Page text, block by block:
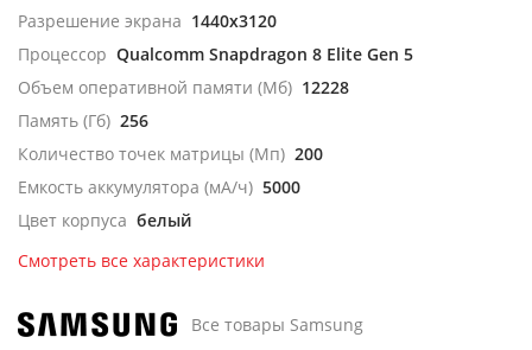
Разрешение экрана 1440x3120
Процессор Qualcomm Snapdragon 8 Elite Gen 5
Объем оперативной памяти (Мб) 12228
Память (Гб) 256
Количество точек матрицы (Мп) 200
Емкость аккумулятора (мА/ч) 5000
Цвет корпуса белый
Смотреть все характеристики
Все товары Samsung